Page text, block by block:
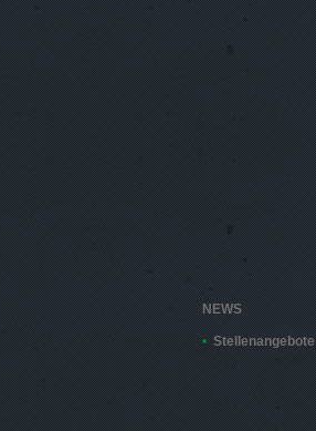
NEWS
Stellenangebote